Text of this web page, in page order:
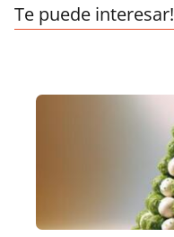
Te puede interesar!